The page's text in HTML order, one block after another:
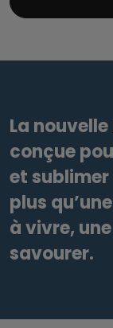
La
conçue
et
plus
à vivre,
savourer.